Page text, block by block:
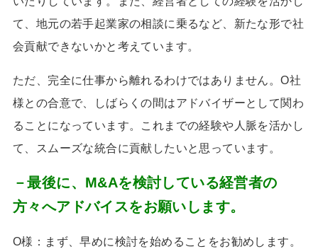
て、地元の若手起業家の相談に乗るなど、新たな形で社
会貢献できないかと考えています。
ただ、完全に仕事から離れるわけではありません。O社
様との合意で、しばらくの間はアドバイザーとして関わ
ることになっています。これまでの経験や人脈を活かし
て、スムーズな統合に貢献したいと思っています。
－最後に、M&Aを検討している経営者の
方々へアドバイスをお願いします。
O様：まず、早めに検討を始めることをお勧めします。